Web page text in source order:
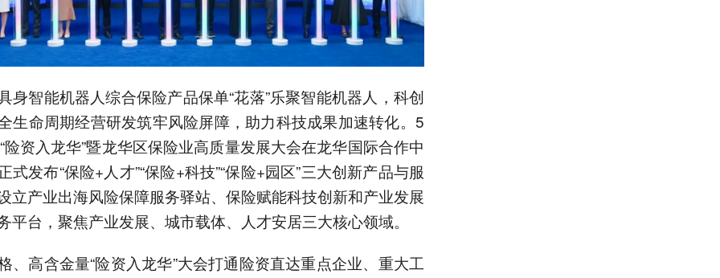
身智能机器人综合保险产品保单“花落”乐聚智能机器人，科创
生命周期经营研发筑牢风险屏障，助力科技成果加速转化。5
险资入龙华”暨龙华区保险业高质量发展大会在龙华国际合作中
式发布“保险+人才”“保险+科技”“保险+园区”三大创新产品与服
立产业出海风险保障服务驿站、保险赋能科技创新和产业发展
平台，聚焦产业发展、城市载体、人才安居三大核心领域。
、高含金量“险资入龙华”大会打通险资直达重点企业、重大工